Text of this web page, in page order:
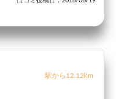
駅から12.12km